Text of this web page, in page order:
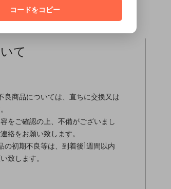
て
良商品については、直ちに交換又は
をご確認の上、不備がございまし
絡をお願い致します。
の初期不良等は、到着後1週間以内
致します。
コードをコピー